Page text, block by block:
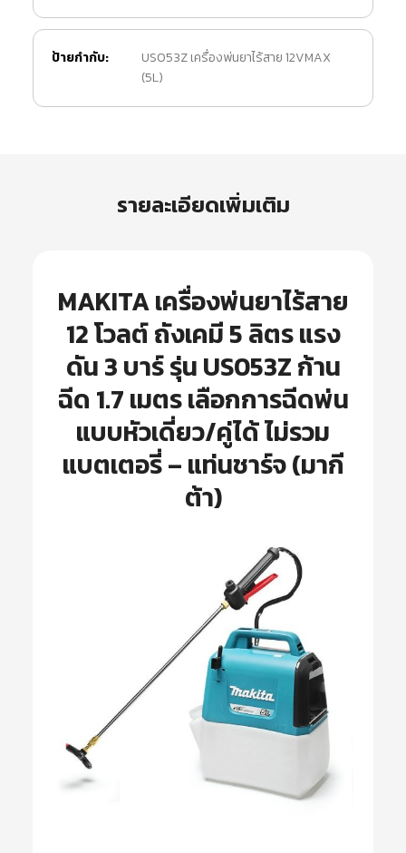
ป้ายกำกับ:
US053Z เครื่องพ่นยาไร้สาย 12VMAX
(5L)
รายละเอียดเพิ่มเติม
MAKITA เครื่องพ่นยาไร้สาย
12 โวลต์ ถังเคมี 5 ลิตร แรง
ดัน 3 บาร์ รุ่น US053Z ก้าน
ฉีด 1.7 เมตร เลือกการฉีดพ่น
แบบหัวเดี่ยว/คู่ได้ ไม่รวม
แบตเตอรี่ – แท่นชาร์จ (มากี
ต้า)